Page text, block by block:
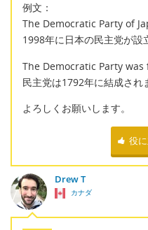
例文：
The Democratic Party of
1998年に日本の民主党が設
The Democratic Party was
民主党は1792年に結成され
よろしくお願いします。
役
Drew T
カナダ